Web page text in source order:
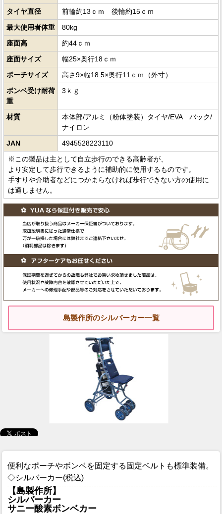
タイヤ直径
前輪約13ｃｍ 後輪約15ｃｍ
最大使用者体重
80kg
座面高
約44ｃｍ
座面サイズ
幅25×奥行18ｃｍ
ポーチサイズ
高さ9×幅18.5×奥行11ｃｍ（外寸）
ボンベ受け耐荷
重
3ｋｇ
材質
本体部/アルミ（粉体塗装）タイヤ/EVA バック/
ナイロン
JAN
4945528223110
※この製品は主として自立歩行のできる高齢者が、
より安定して歩行できるように補助的に使用するものです。
手すりや介助者などにつかまらなければ歩行できない方の使用に
は適しません。
島製作所のシルバーカー一覧
便利なポーチやボンベを固定する固定ベルトも標準装備。
◇シルバーカー(税込)
【島製作所】
シルバーカー
サニー酸素ボンベカー